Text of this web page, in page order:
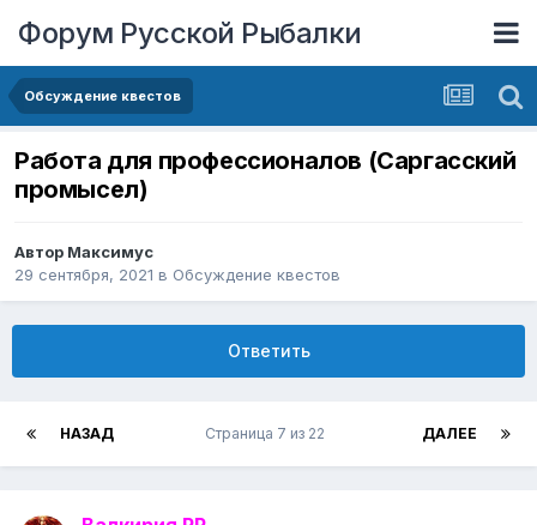
Форум Русской Рыбалки
Обсуждение квестов
Работа для профессионалов (Саргасский
промысел)
Автор Максимус
29 сентября, 2021 в Обсуждение квестов
Ответить
НАЗАД ДАЛЕЕ
Страница 7 из 22